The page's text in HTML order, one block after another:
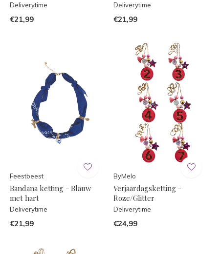
Deliverytime
€21,99
Deliverytime
€21,99
Feestbeest
Bandana ketting - Blauw
met hart
Deliverytime
€21,99
ByMelo
Verjaardagsketting -
Roze/Glitter
Deliverytime
€24,99